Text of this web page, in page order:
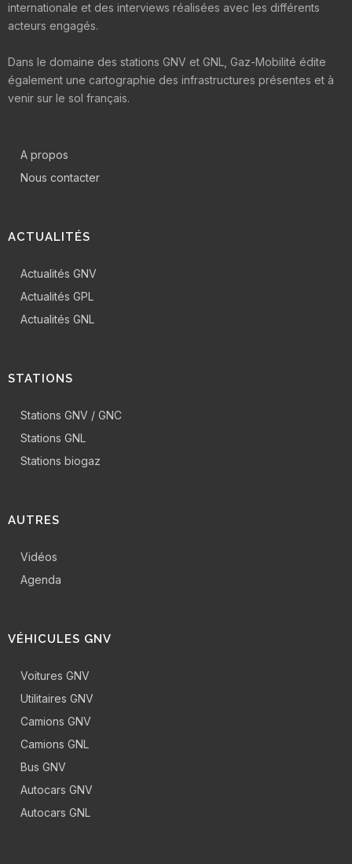
internationale et des interviews réalisées avec les différents
acteurs engagés.
Dans le domaine des stations GNV et GNL, Gaz-Mobilité édite
également une cartographie des infrastructures présentes et à
venir sur le sol français.
A propos
Nous contacter
ACTUALITÉS
Actualités GNV
Actualités GPL
Actualités GNL
STATIONS
Stations GNV / GNC
Stations GNL
Stations biogaz
AUTRES
Vidéos
Agenda
VÉHICULES GNV
Voitures GNV
Utilitaires GNV
Camions GNV
Camions GNL
Bus GNV
Autocars GNV
Autocars GNL